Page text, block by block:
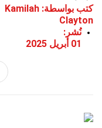
كتب بواسطة: Kamilah
Clayton
نُشر:
01 أبريل 2025